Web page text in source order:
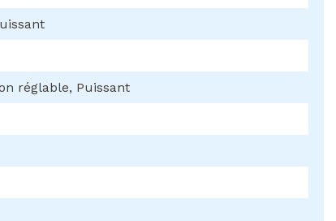
réglable, Puissant